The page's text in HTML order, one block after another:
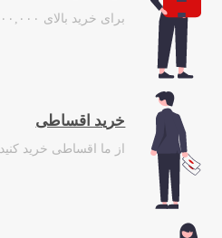
برای خرید بالای ۱۰,۰۰۰,۰۰۰ تومان
خرید اقساطی
از ما اقساطی خرید کنید